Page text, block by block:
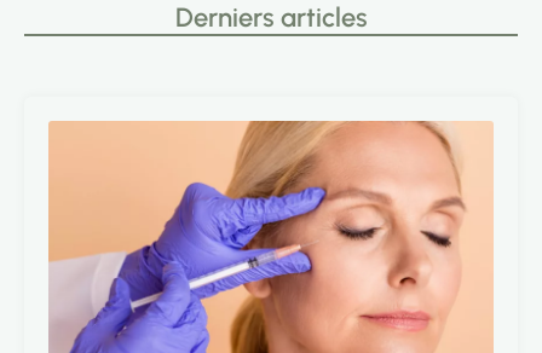
Derniers articles